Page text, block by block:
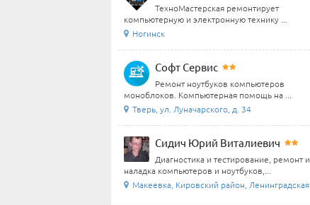
ТехноМастерская ремонтирует
компьютерную и электронную технику ...
Ногинск
Софт Сервис
Ремонт ноутбуков компьютеров
моноблоков. Компьютерная помощь на ...
Тверь, ул. Луначарского, д. 34
Сидич Юрий Виталиевич
Диагностика и тестирование, ремонт и
наладка компьютеров и ноутбуков,...
Макеевка, Кировский район, Ленинградская